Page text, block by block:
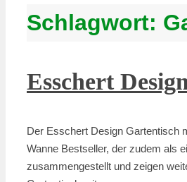
Schlagwort:
Esschert
Der Esschert Design Gartentisch
Wanne Bestseller, der zudem als
zusammengestellt und zeigen